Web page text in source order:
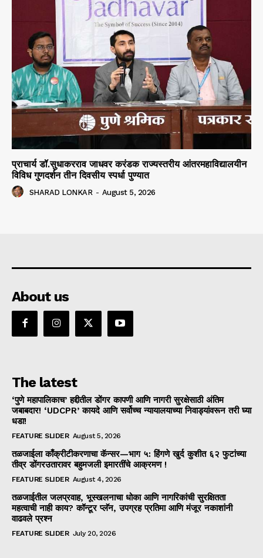
प्राचार्य डॉ.सुधाकरराव जाधवर करंडक राज्यस्तरीय आंतरमहाविद्यालयीन
विविध गुणदर्शन तीन दिवसीय स्पर्धा पुण्यात
SHARAD LONKAR - August 5, 2026
About us
The latest
‘पुणे महापालिकाच’ हद्दीतील डोंगर कापणी आणि नागरी सुरक्षेसाठी अंतिम
जबाबदार! ‘UDCPR’ कायदे आणि सर्वोच्च न्यायालयाच्या निवाड्यांवरून तरी घ्या
धडा!
FEATURE SLIDER August 5, 2026
तळजाईला काँक्रीटीकरणाचा कॅन्सर—भाग ५: हिंगणे खुर्द कुशीत ६२ फुटांच्या
तीव्र डोंगरउतारावर बहुमजली इमारतींचे आक्रमण !
FEATURE SLIDER August 4, 2026
तळजाईतील जलप्रवाह, भूस्खलनाचा धोका आणि नागरिकांची सुरक्षितता
महत्वाची नाही काय? कॉन्टूर प्लॅन, उपग्रह प्रतिमा आणि मंजूर नकाशांनी
वाढवले प्रश्न
FEATURE SLIDER July 20, 2026